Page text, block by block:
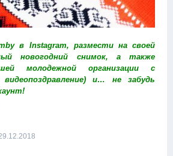
в Instagram, размести на своей
новогодний снимок, а также
молодежной организации с
и… не забудь